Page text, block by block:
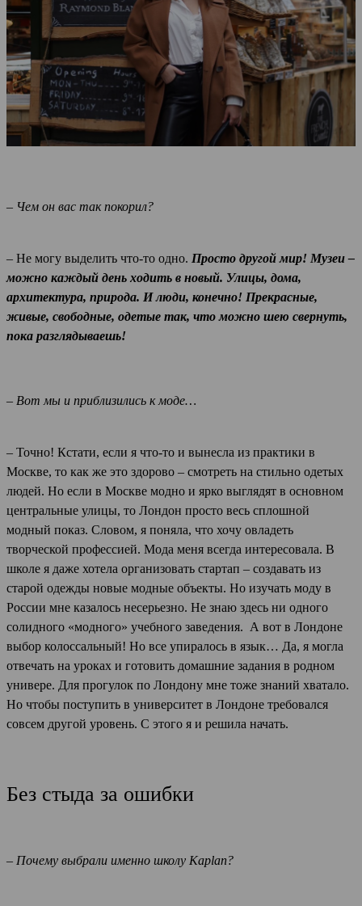
– Чем он вас так покорил?
– Не могу выделить что-то одно. Просто другой мир! Музеи –
можно каждый день ходить в новый. Улицы, дома,
архитектура, природа. И люди, конечно! Прекрасные,
живые, свободные, одетые так, что можно шею свернуть,
пока разглядываешь!
– Вот мы и приблизились к моде…
– Точно! Кстати, если я что-то и вынесла из практики в
Москве, то как же это здорово – смотреть на стильно одетых
людей. Но если в Москве модно и ярко выглядят в основном
центральные улицы, то Лондон просто весь сплошной
модный показ. Словом, я поняла, что хочу овладеть
творческой профессией. Мода меня всегда интересовала. В
школе я даже хотела организовать стартап – создавать из
старой одежды новые модные объекты. Но изучать моду в
России мне казалось несерьезно. Не знаю здесь ни одного
солидного «модного» учебного заведения. А вот в Лондоне
выбор колоссальный! Но все упиралось в язык… Да, я могла
отвечать на уроках и готовить домашние задания в родном
универе. Для прогулок по Лондону мне тоже знаний хватало.
Но чтобы поступить в университет в Лондоне требовался
совсем другой уровень. С этого я и решила начать.
Без стыда за ошибки
– Почему выбрали именно школу Kaplan?